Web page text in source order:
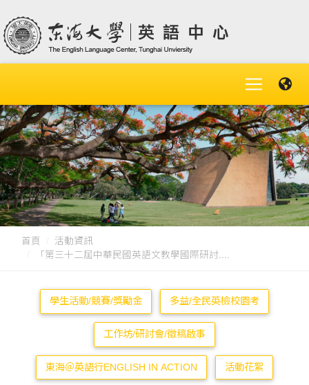
首頁
活動資訊
「第三十二屆中華民國英語文教學國際研討....
學生活動/競賽/獎勵金 多益/全民英檢校園考
工作坊/研討會/徵稿啟事
東海＠英語行ENGLISH IN ACTION 活動花絮